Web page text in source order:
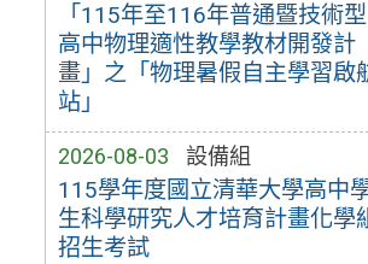
「115年至116年普通暨技術型
高中物理適性教學教材開發計
畫」之「物理暑假自主學習啟
站」
2026-08-03 設備組
115學年度國立清華大學高中
生科學研究人才培育計畫化學
招生考試